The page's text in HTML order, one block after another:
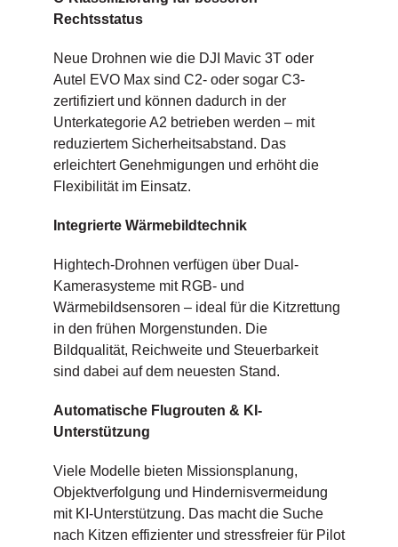
Rechtsstatus
Neue Drohnen wie die DJI Mavic 3T oder
Autel EVO Max sind C2- oder sogar C3-
zertifiziert und können dadurch in der
Unterkategorie A2 betrieben werden – mit
reduziertem Sicherheitsabstand. Das
erleichtert Genehmigungen und erhöht die
Flexibilität im Einsatz.
Integrierte Wärmebildtechnik
Hightech-Drohnen verfügen über Dual-
Kamerasysteme mit RGB- und
Wärmebildsensoren – ideal für die Kitzrettung
in den frühen Morgenstunden. Die
Bildqualität, Reichweite und Steuerbarkeit
sind dabei auf dem neuesten Stand.
Automatische Flugrouten & KI-
Unterstützung
Viele Modelle bieten Missionsplanung,
Objektverfolgung und Hindernisvermeidung
mit KI-Unterstützung. Das macht die Suche
nach Kitzen effizienter und stressfreier für Pilot